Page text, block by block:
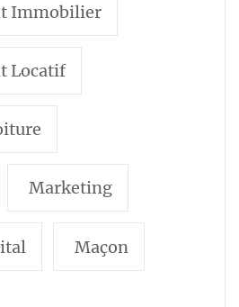
Immobilier
Locatif
Marketing
Maçon